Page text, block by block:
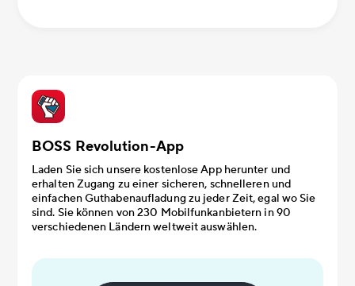
BOSS Revolution-App
Laden Sie sich unsere kostenlose App herunter und
erhalten Zugang zu einer sicheren, schnelleren und
einfachen Guthabenaufladung zu jeder Zeit, egal wo Sie
sind. Sie können von 230 Mobilfunkanbietern in 90
verschiedenen Ländern weltweit auswählen.